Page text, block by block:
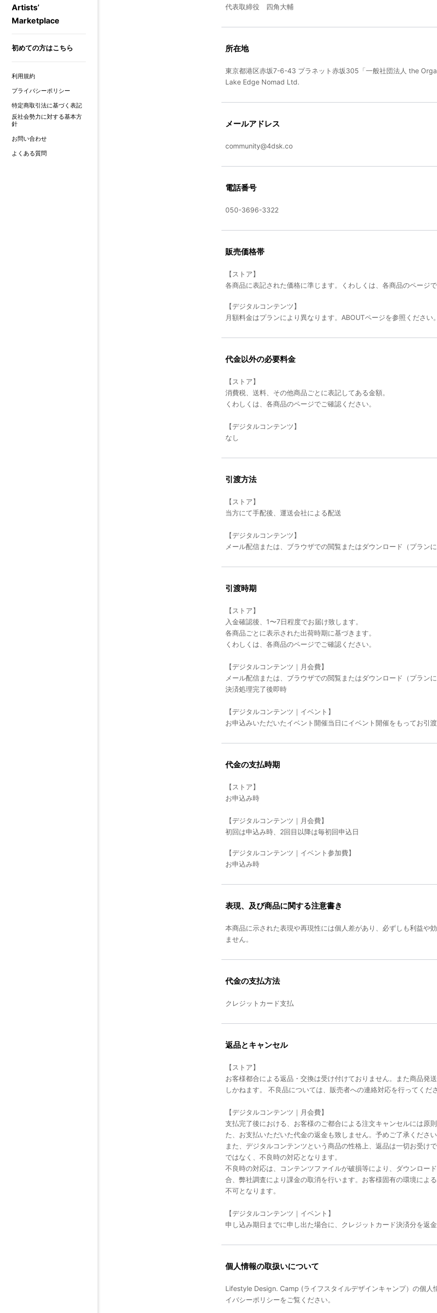
Artists’
Marketplace
初めての方はこちら
利用規約
プライバシーポリシー
特定商取引法に基づく表記
反社会勢力に対する基本方
針
お問い合わせ
よくある質問
代表取締役 四角大輔
所在地
東京都港区赤坂7-6-43 プラネット赤坂305「一般社団法人 the
Lake Edge Nomad Ltd.
メールアドレス
community@4dsk.co
電話番号
050-3696-3322
販売価格帯
【ストア】
各商品に表記された価格に準じます。くわしくは、各商品のページで
【デジタルコンテンツ】
月額料金はプランにより異なります。ABOUTページを参照ください。
代金以外の必要料金
【ストア】
消費税、送料、その他商品ごとに表記してある金額。
くわしくは、各商品のページでご確認ください。
【デジタルコンテンツ】
なし
引渡方法
【ストア】
当方にて手配後、運送会社による配送
【デジタルコンテンツ】
メール配信または、ブラウザでの閲覧またはダウンロード（プランに
引渡時期
【ストア】
入金確認後、1〜7日程度でお届け致します。
各商品ごとに表示された出荷時期に基づきます。
くわしくは、各商品のページでご確認ください。
【デジタルコンテンツ｜月会費】
メール配信または、ブラウザでの閲覧またはダウンロード（プランに
決済処理完了後即時
【デジタルコンテンツ｜イベント】
お申込みいただいたイベント開催当日にイベント開催をもってお引渡
代金の支払時期
【ストア】
お申込み時
【デジタルコンテンツ｜月会費】
初回は申込み時、2回目以降は毎初回申込日
【デジタルコンテンツ｜イベント参加費】
お申込み時
表現、及び商品に関する注意書き
本商品に示された表現や再現性には個人差があり、必ずしも利益や
ません。
代金の支払方法
クレジットカード支払
返品とキャンセル
【ストア】
お客様都合による返品・交換は受け付けておりません。また商品発
しかねます。 不良品については、販売者への連絡対応を行ってくださ
【デジタルコンテンツ｜月会費】
支払完了後における、お客様のご都合による注文キャンセルには原
た、お支払いただいた代金の返金も致しません。予めご了承ください
また、デジタルコンテンツという商品の性格上、返品は一切お受け
ではなく、不良時の対応となります。
不良時の対応は、コンテンツファイルが破損等により、ダウンロー
合、弊社調査により課金の取消を行います。お客様固有の環境によ
不可となります。
【デジタルコンテンツ｜イベント】
申し込み期日までに申し出た場合に、クレジットカード決済分を返金
個人情報の取扱いについて
Lifestyle Design. Camp (ライフスタイルデザインキャンプ）の個人
イバシーポリシーをご覧ください。